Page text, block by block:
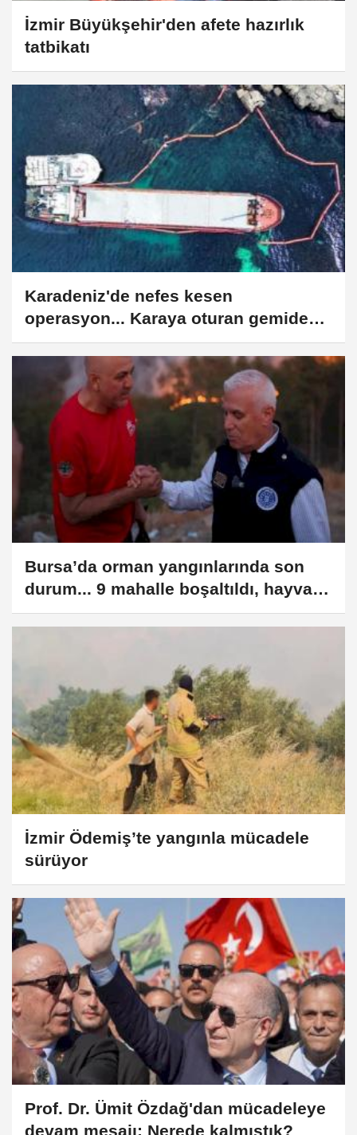
İzmir Büyükşehir'den afete hazırlık
tatbikatı
Karadeniz'de nefes kesen
operasyon... Karaya oturan gemideki
yakıt güvenle tahliye edildi!
Bursa’da orman yangınlarında son
durum... 9 mahalle boşaltıldı, hayvan
barınağı yandı!
İzmir Ödemiş’te yangınla mücadele
sürüyor
Prof. Dr. Ümit Özdağ'dan mücadeleye
devam mesajı: Nerede kalmıştık?